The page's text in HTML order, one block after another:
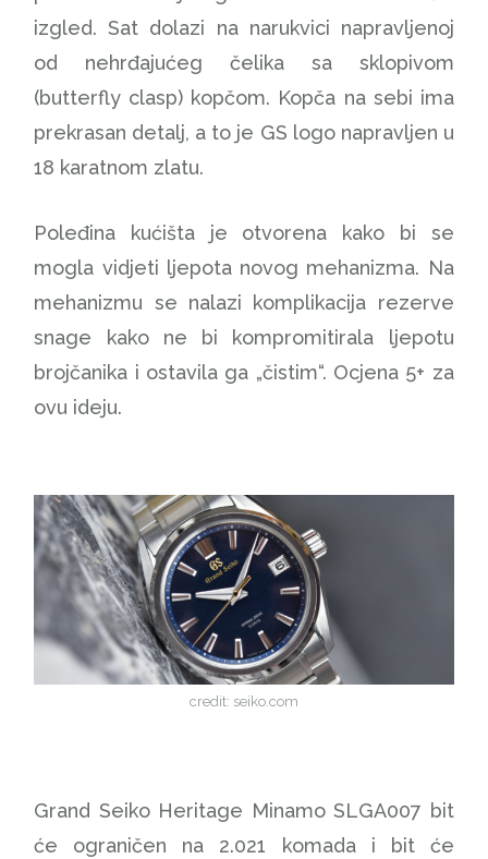
izgled. Sat dolazi na narukvici napravljenoj
od nehrđajućeg čelika sa sklopivom
(butterfly clasp) kopčom. Kopča na sebi ima
prekrasan detalj, a to je GS logo napravljen u
18 karatnom zlatu.
Poleđina kućišta je otvorena kako bi se
mogla vidjeti ljepota novog mehanizma. Na
mehanizmu se nalazi komplikacija rezerve
snage kako ne bi kompromitirala ljepotu
brojčanika i ostavila ga „čistim“. Ocjena 5+ za
ovu ideju.
credit: seiko.com
Grand Seiko Heritage Minamo SLGA007 bit
će ograničen na 2.021 komada i bit će